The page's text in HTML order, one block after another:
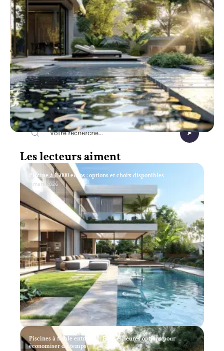
Recherche
Les lecteurs aiment
Piscine à 15000 euros : options et choix disponibles
11 mars 2026
Piscines à faible entretien : les meilleures options pour
économiser du temps